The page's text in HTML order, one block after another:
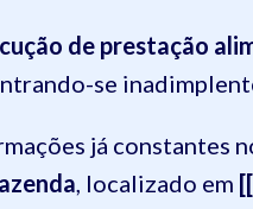
de prestação
se
já constantes
, localizado em